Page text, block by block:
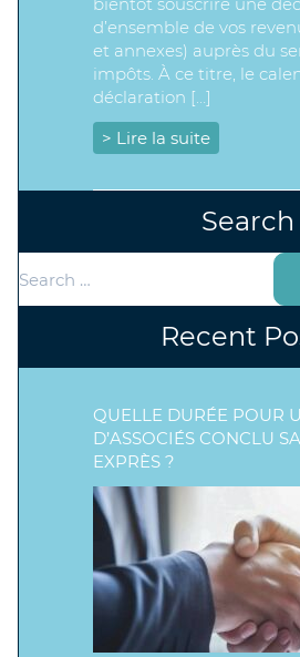
d’ensemble de vos
et annexes) auprès du
impôts. À ce titre, le
déclaration […]
> Lire la suite
Search
for:
Recent
QUELLE DURÉE POUR
D’ASSOCIÉS CONCLU
EXPRÈS ?